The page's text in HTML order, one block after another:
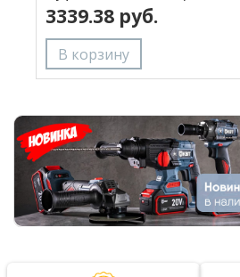
3339.38 руб.